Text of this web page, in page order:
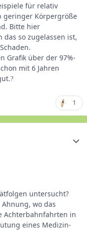
für relativ
geringer Körpergröße
Bitte hier
das so zugelassen ist,
Grafik über der 97%-
mit 6 Jahren
?
1
untersucht?
wo das
Achterbahnfahrten in
eines Medizin-